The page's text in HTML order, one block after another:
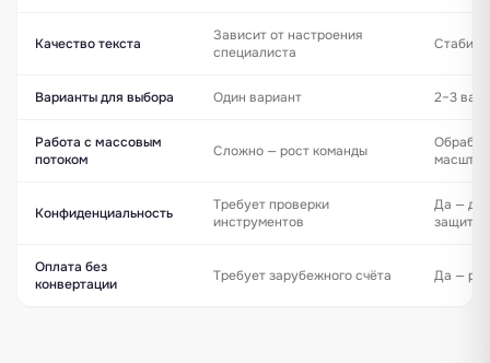
Качество текста
Зависит от настроения
специалиста
Варианты для выбора Один вариант 2–3
Работа с массовым
потоком
Сложно — рост команды
Конфиденциальность
Требует проверки
инструментов
Да —
защитой
Оплата без
конвертации
Требует зарубежного счёта Да —